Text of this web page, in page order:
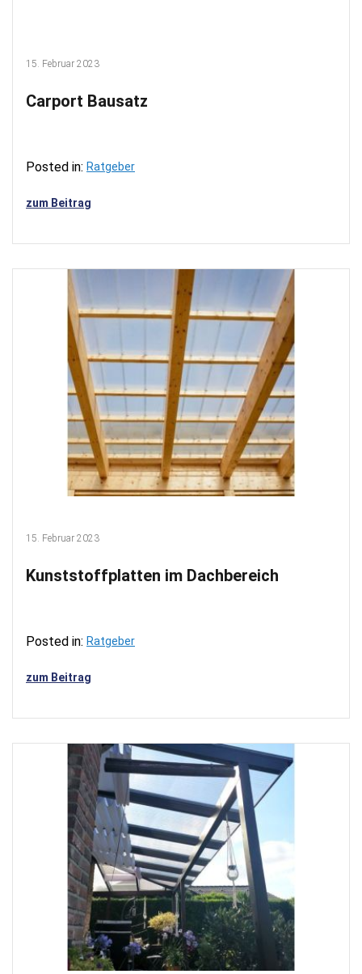
15. Februar 2023
Carport Bausatz
Posted in: Ratgeber
zum Beitrag
15. Februar 2023
Kunststoffplatten im Dachbereich
Posted in: Ratgeber
zum Beitrag